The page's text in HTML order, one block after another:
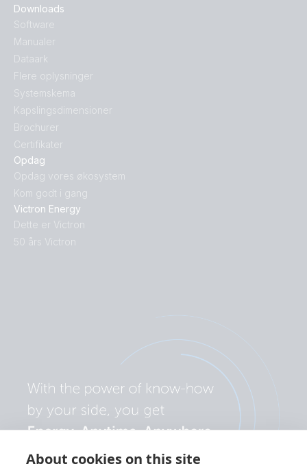
About cookies on this site
Opdag
Opdag vores økosystem
Kom godt i gang
Victron Energy
Dette er Victron
50 års Victron
Downloads
Software
Manualer
Dataark
Flere oplysninger
Systemskema
Kapslingsdimensioner
Brochurer
Certifikater